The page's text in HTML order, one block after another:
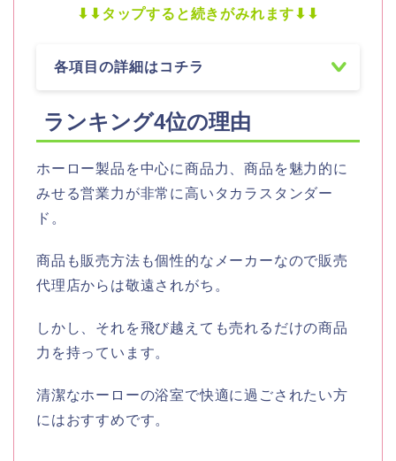
⬇︎⬇︎タップすると続きがみれます⬇︎⬇︎
各項目の詳細はコチラ
ランキング4位の理由
ホーロー製品を中心に商品力、商品を魅力的に
みせる営業力が非常に高いタカラスタンダー
ド。
商品も販売方法も個性的なメーカーなので販売
代理店からは敬遠されがち。
しかし、それを飛び越えても売れるだけの商品
力を持っています。
清潔なホーローの浴室で快適に過ごされたい方
にはおすすめです。